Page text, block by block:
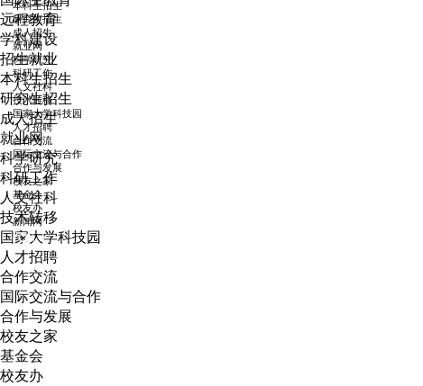
机构设置
人才培养
本科生教育
研究生教育
国际生教育
远程教育
学科建设
招生就业
本科生招生
研究生招生
成人招生
就业网
科学研究
科研工作
人文社科
技术转移
国家大学科技园
人才招聘
合作交流
国际交流与合作
远程教育
学科建设
招生就业
本科生招生
研究生招生
成人招生
就业网
科学研究
科研工作
人文社科
技术转移
国家大学科技园
人才招聘
合作交流
国际交流与合作
合作与发展
校友之家
基金会
校友办